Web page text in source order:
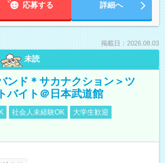
応募する 詳細へ
掲載日：2026.08.03
未読
ンド＊サカナクション＞ツ
バイト＠日本武道館
社会人未経験OK
大学生歓迎